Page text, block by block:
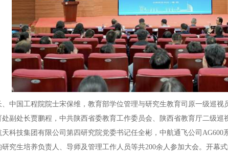
国工程院院士宋保维，教育部学位管理与研究生教育司原一级巡视
副处长贾鹏程，中共陕西省委教育工作委员会、陕西省教育厅二级
科技集团有限公司第四研究院党委书记任全彬，中航通飞公司
究生培养负责人、导师及管理工作人员等共200余人参加大会。开幕